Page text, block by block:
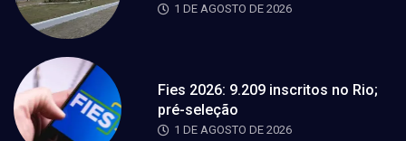
1 DE AGOSTO DE 2026
Fies 2026: 9.209 inscritos no Rio;
pré-seleção
1 DE AGOSTO DE 2026